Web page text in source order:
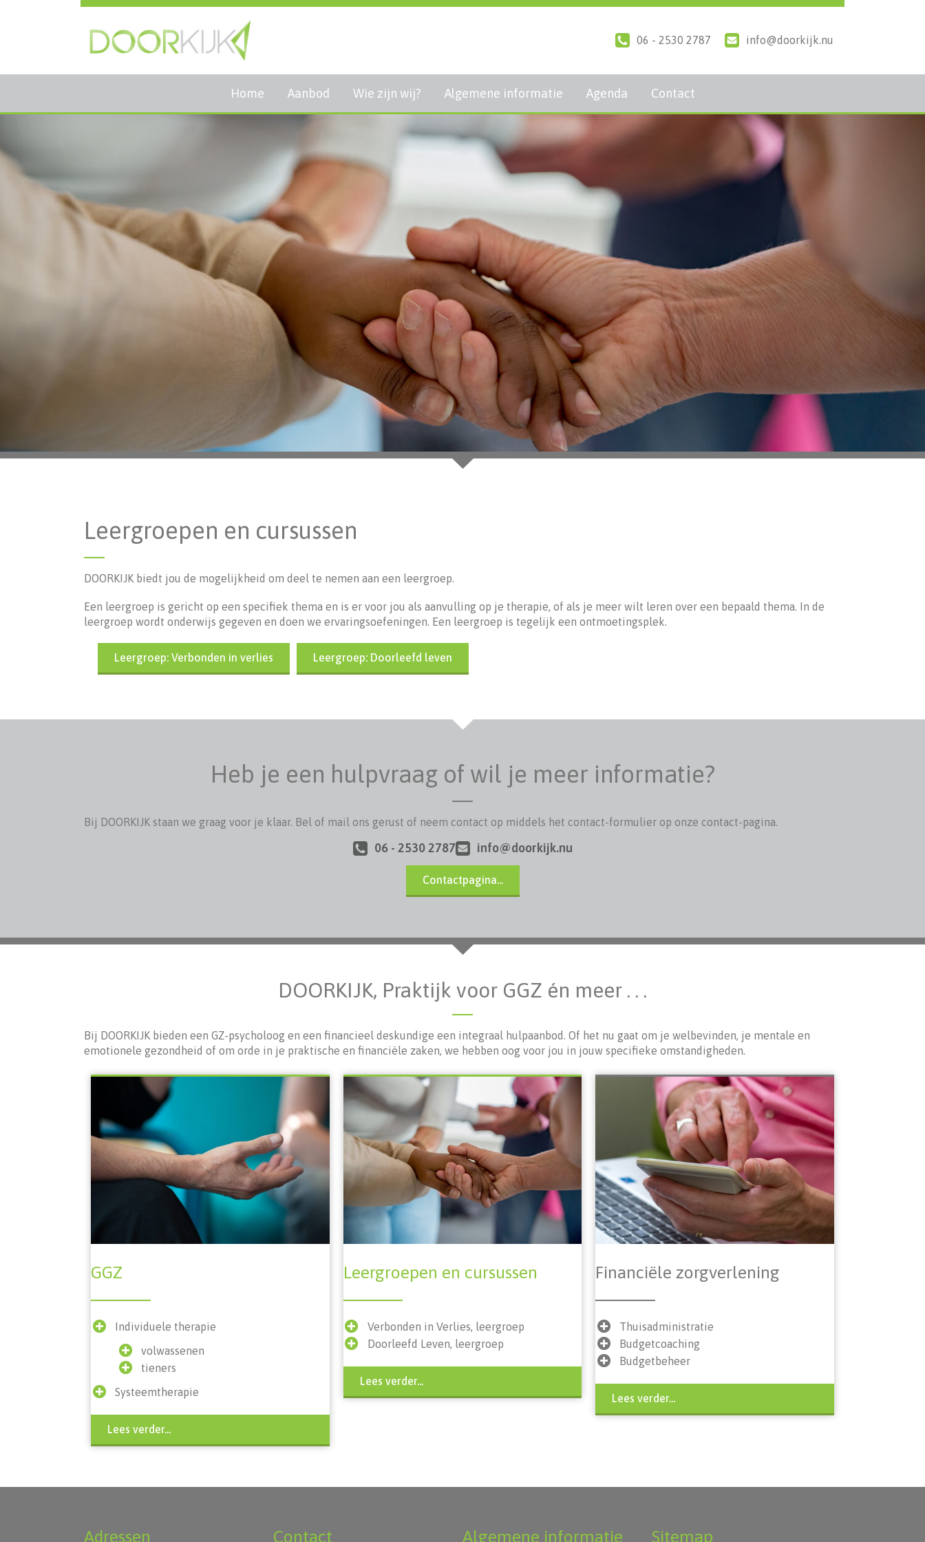
06 - 2530 2787 info@doorkijk.nu
Home Aanbod Wie zijn wij? Algemene informatie Agenda Contact
Leergroepen en cursussen
DOORKIJK biedt jou de mogelijkheid om deel te nemen aan een leergroep.
Een leergroep is gericht op een specifiek thema en is er voor jou als aanvulling op je therapie, of als je meer wilt leren over een bepaald thema. In de
leergroep wordt onderwijs gegeven en doen we ervaringsoefeningen. Een leergroep is tegelijk een ontmoetingsplek.
Leergroep: Verbonden in verlies Leergroep: Doorleefd leven
Heb je een hulpvraag of wil je meer informatie?
Bij DOORKIJK staan we graag voor je klaar. Bel of mail ons gerust of neem contact op middels het contact-formulier op onze contact-pagina.
06 - 2530 2787 info@doorkijk.nu
Contactpagina...
DOORKIJK, Praktijk voor GGZ én meer . . .
Bij DOORKIJK bieden een GZ-psycholoog en een financieel deskundige een integraal hulpaanbod. Of het nu gaat om je welbevinden, je mentale en
emotionele gezondheid of om orde in je praktische en financiële zaken, we hebben oog voor jou in jouw specifieke omstandigheden.
GGZ
Individuele therapie
volwassenen
tieners
Systeemtherapie
Lees verder...
Leergroepen en cursussen
Verbonden in Verlies, leergroep
Doorleefd Leven, leergroep
Lees verder...
Financiële zorgverlening
Thuisadministratie
Budgetcoaching
Budgetbeheer
Lees verder...
Adressen Contact Algemene informatie Sitemap